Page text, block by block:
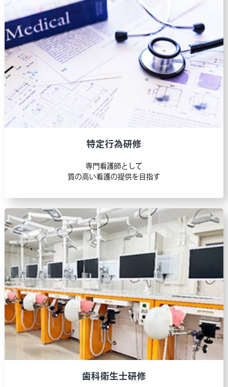
2025.05.14
医師臨床研修
医師臨床研修医師臨床研修プログラム説明会
参加受付を開始しました！
→終了しました
2025.05.13
歯科医師臨床研修
2026年度 研修歯科医採用案内（募集要項）を
→終了しました
医師臨床研修
2026年度採用スケジュールを掲載しました！
2025.05.02
歯科医師臨床研修
第2回 歯科医師臨床研修説明会 参加受付を開始
しました！
→終了しました
2025.04.14
専門研修
専門研修（後期研修）説明会の情報を更新しま
した。
特定行為研修
専門看護師として
質の高い看護の提供を目指す
歯科衛生士研修